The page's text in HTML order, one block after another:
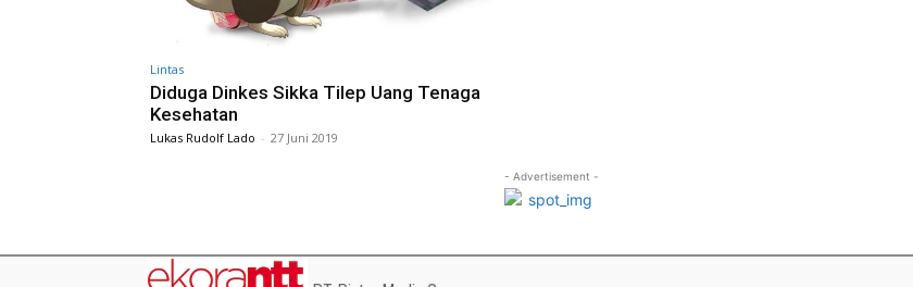
Lintas
Diduga Dinkes Sikka Tilep Uang Tenaga
Kesehatan
Lukas Rudolf Lado - 27 Juni 2019
- Advertisement -